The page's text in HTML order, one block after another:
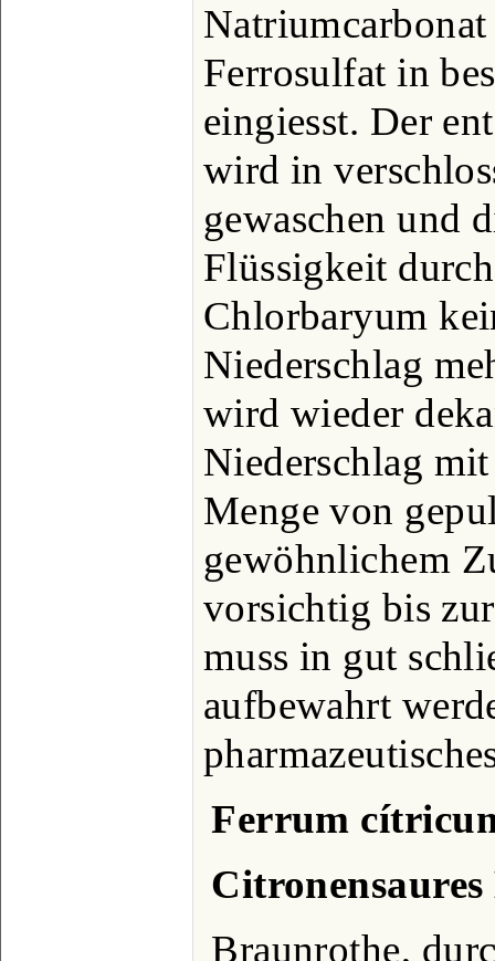
Ferrosulfat in
eingiesst. Der
wird in
gewaschen und
Flüssigkeit
Chlorbaryum
Niederschlag
wird wieder
Niederschlag
Menge von
gewöhnlichem
vorsichtig bis
muss in gut
aufbewahrt
Ferrum
Braunrothe,